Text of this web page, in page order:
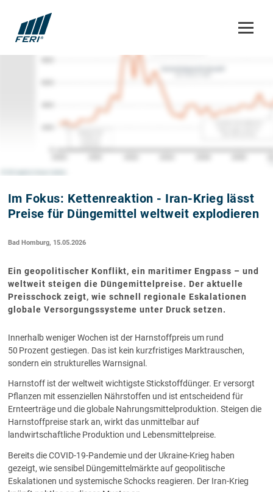
Im Fokus: Kettenreaktion - Iran-Krieg lässt
Preise für Düngemittel weltweit explodieren
Bad Homburg, 15.05.2026
Ein geopolitischer Konflikt, ein maritimer Engpass – und
weltweit steigen die Düngemittelpreise. Der aktuelle
Preisschock zeigt, wie schnell regionale Eskalationen
globale Versorgungssysteme unter Druck setzen.
Innerhalb weniger Wochen ist der Harnstoffpreis um rund
50 Prozent gestiegen. Das ist kein kurzfristiges Marktrauschen,
sondern ein strukturelles Warnsignal.
Harnstoff ist der weltweit wichtigste Stickstoffdünger. Er versorgt
Pflanzen mit essenziellen Nährstoffen und ist entscheidend für
Ernteerträge und die globale Nahrungsmittelproduktion. Steigen die
Harnstoffpreise stark an, wirkt das unmittelbar auf
landwirtschaftliche Produktion und Lebensmittelpreise.
Bereits die COVID-19-Pandemie und der Ukraine-Krieg haben
gezeigt, wie sensibel Düngemittelmärkte auf geopolitische
Eskalationen und systemische Schocks reagieren. Der Iran-Krieg